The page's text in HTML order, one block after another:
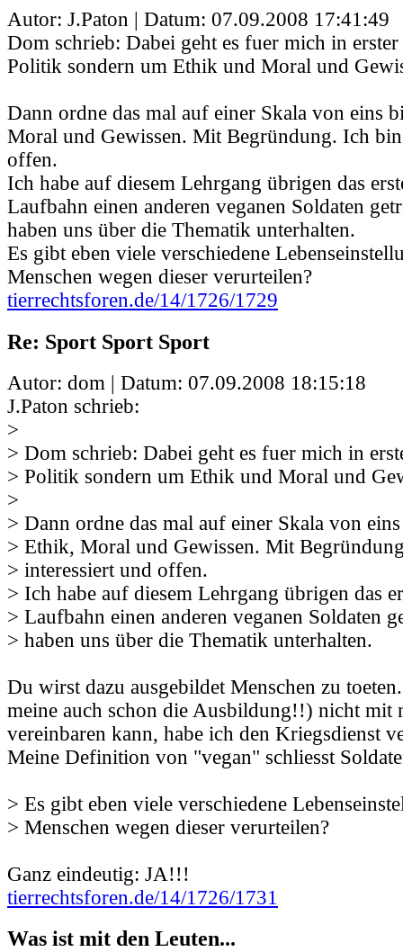
Autor: J.Paton | Datum: 07.09.2008 17:41:49
Dom schrieb: Dabei geht es fuer mich in
Politik sondern um Ethik und Moral und
Dann ordne das mal auf einer Skala von eins
Moral und Gewissen. Mit Begründung. Ich
offen.
Ich habe auf diesem Lehrgang übrigen das
Laufbahn einen anderen veganen Soldaten
haben uns über die Thematik unterhalten.
Es gibt eben viele verschiedene
Menschen wegen dieser verurteilen?
tierrechtsforen.de/14/1726/1729
Re: Sport Sport Sport
Autor: dom | Datum: 07.09.2008 18:15:18
J.Paton schrieb:
>
> Dom schrieb: Dabei geht es fuer mich in
> Politik sondern um Ethik und Moral und
>
> Dann ordne das mal auf einer Skala von
> Ethik, Moral und Gewissen. Mit
> interessiert und offen.
> Ich habe auf diesem Lehrgang übrigen das
> Laufbahn einen anderen veganen Soldaten
> haben uns über die Thematik unterhalten.
Du wirst dazu ausgebildet Menschen zu
meine auch schon die Ausbildung!!) nicht mit
vereinbaren kann, habe ich den Kriegsdienst
Meine Definition von "vegan" schliesst
> Es gibt eben viele verschiedene
> Menschen wegen dieser verurteilen?
Ganz eindeutig: JA!!!
tierrechtsforen.de/14/1726/1731
Was ist mit den Leuten...